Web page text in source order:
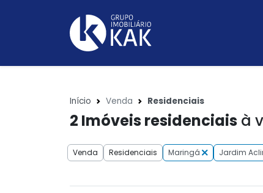
Início Venda Residenciais
2 Imóveis residenciais à
Venda Residenciais Maringá Jardim